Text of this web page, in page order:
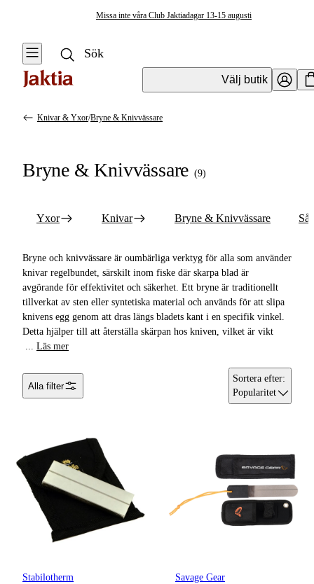
Missa inte våra Club Jaktiadagar 13-15 augusti
Välj butik
Vågsäckar & Vågnät
Kroklossare
Mätverktyg &
Mätdekaler
Avkrokningsmattor
Tänger & Saxar
Övriga Verktyg
Nappalarm &
Indikatorer
Superlim &
Linklippare & Saxar
& Yxor
Knivar
Bryne &
Sågar
Knivar & Yxor/Bryne & Knivvässare
Bryne & Knivvässare (9)
Yxor Knivar Bryne & Knivvässare
Bryne och knivvässare är oumbärliga verktyg för alla som använder
knivar regelbundet, särskilt inom fiske där skarpa blad är
avgörande för effektivitet och säkerhet. Ett bryne är traditionellt
tillverkat av sten eller syntetiska material och används för att slipa
knivens egg genom att dras längs bladets kant i en specifik vinkel.
Detta hjälper till att återställa skärpan hos kniven, vilket är vikt
... Läs mer
Alla filter
Sortera efter:
Popularitet
Stabilotherm Savage Gear